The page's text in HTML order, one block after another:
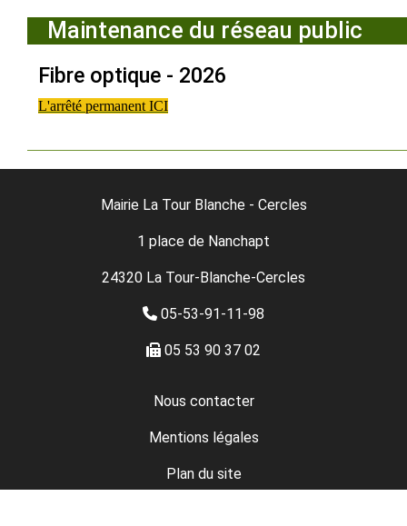
Maintenance du réseau public
Fibre optique - 2026
L'arrêté permanent ICI
Mairie La Tour Blanche - Cercles
1 place de Nanchapt
24320 La Tour-Blanche-Cercles
05-53-91-11-98
05 53 90 37 02
Nous contacter
Mentions légales
Plan du site